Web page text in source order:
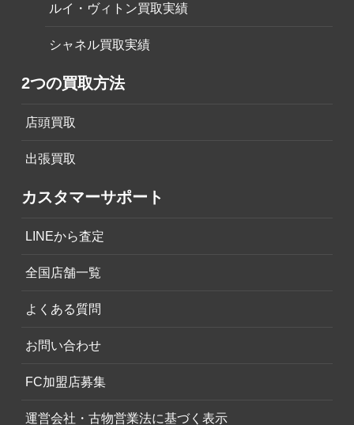
ルイ・ヴィトン買取実績
シャネル買取実績
2つの買取方法
店頭買取
出張買取
カスタマーサポート
LINEから査定
全国店舗一覧
よくある質問
お問い合わせ
FC加盟店募集
運営会社・古物営業法に基づく表示